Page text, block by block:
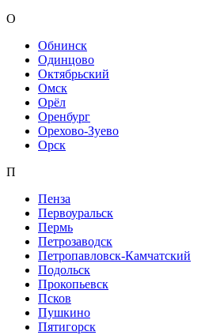
О
Обнинск
Одинцово
Октябрьский
Омск
Орёл
Оренбург
Орехово-Зуево
Орск
П
Пенза
Первоуральск
Пермь
Петрозаводск
Петропавловск-Камчатский
Подольск
Прокопьевск
Псков
Пушкино
Пятигорск